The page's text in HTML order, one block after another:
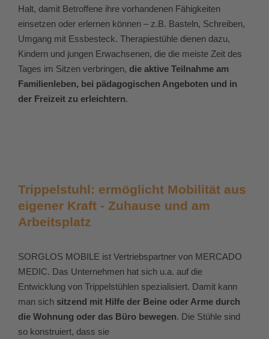
Halt, damit Betroffene ihre vorhandenen Fähigkeiten
einsetzen oder erlernen können – z.B. Basteln, Schreiben,
Umgang mit Essbesteck. Therapiestühle dienen dazu,
Kindern und jungen Erwachsenen, die die meiste Zeit des
Tages im Sitzen verbringen, die aktive Teilnahme am
Familienleben, bei pädagogischen Angeboten und in
der Freizeit zu erleichtern.
Trippelstuhl: ermöglicht Mobilität aus
eigener Kraft - Zuhause und am
Arbeitsplatz
SORGLOS MOBILE ist Vertriebspartner von MERCADO
MEDIC. Das Unternehmen hat sich u.a. auf die
Entwicklung von Trippelstühlen spezialisiert. Damit kann
man sich sitzend mit Hilfe der Beine oder Arme durch
die Wohnung oder das Büro bewegen. Die Stühle sind
so konstruiert, dass sie